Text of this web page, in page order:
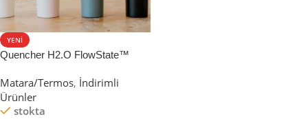
YENI
Quencher H2.O FlowState™
Matara/Termos, İndirimli
Ürünler
stokta